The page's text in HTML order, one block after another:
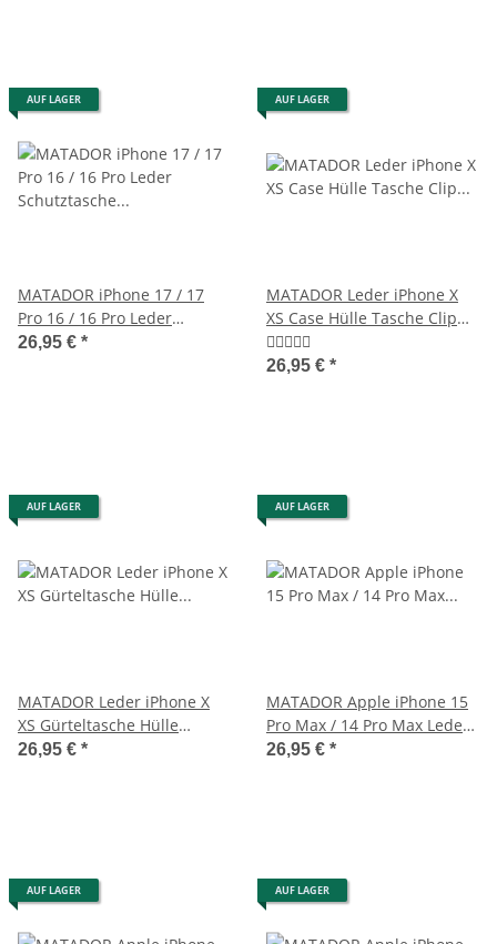
AUF LAGER
MATADOR iPhone 17 / 17
Pro 16 / 16 Pro Leder
Schutztasche Schwarz
26,95 € *
AUF LAGER
MATADOR Leder iPhone X
XS Case Hülle Tasche Clip
Schlaufe Schwarz
26,95 € *
AUF LAGER
MATADOR Leder iPhone X
XS Gürteltasche Hülle
Hellbraun
26,95 € *
AUF LAGER
MATADOR Apple iPhone 15
Pro Max / 14 Pro Max Leder-
Hülle-Etui Braun
26,95 € *
AUF LAGER AUF LAGER